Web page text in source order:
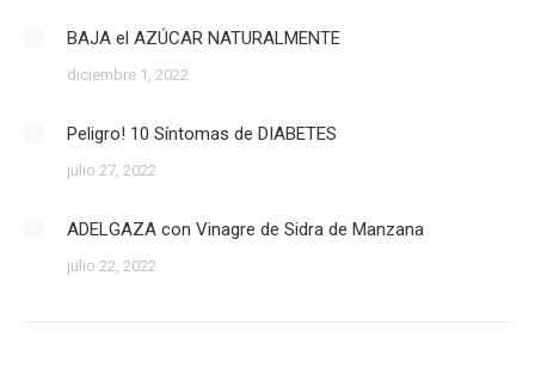
BAJA el AZÚCAR NATURALMENTE
diciembre 1, 2022
Peligro! 10 Síntomas de DIABETES
julio 27, 2022
ADELGAZA con Vinagre de Sidra de Manzana
julio 22, 2022